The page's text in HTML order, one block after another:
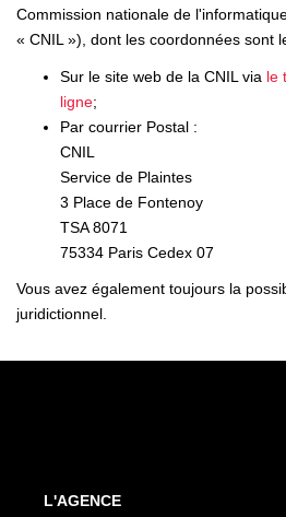
Commission nationale de
« CNIL »), dont les coordonnées sont
Sur le site web de la CNIL via le
ligne;
Par courrier Postal :
CNIL
Service de Plaintes
3 Place de Fontenoy
TSA 8071
75334 Paris Cedex 07
Vous avez également toujours la
juridictionnel.
L'AGENCE